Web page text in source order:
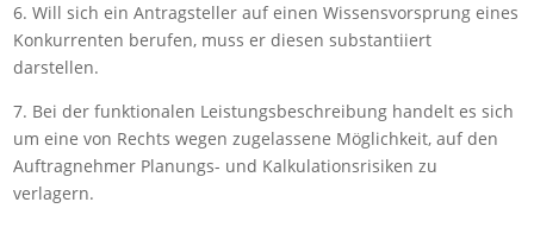
6. Will sich ein Antragsteller auf einen Wissensvorsprung eines
Konkurrenten berufen, muss er diesen substantiiert
darstellen.
7. Bei der funktionalen Leistungsbeschreibung handelt es sich
um eine von Rechts wegen zugelassene Möglichkeit, auf den
Auftragnehmer Planungs- und Kalkulationsrisiken zu
verlagern.